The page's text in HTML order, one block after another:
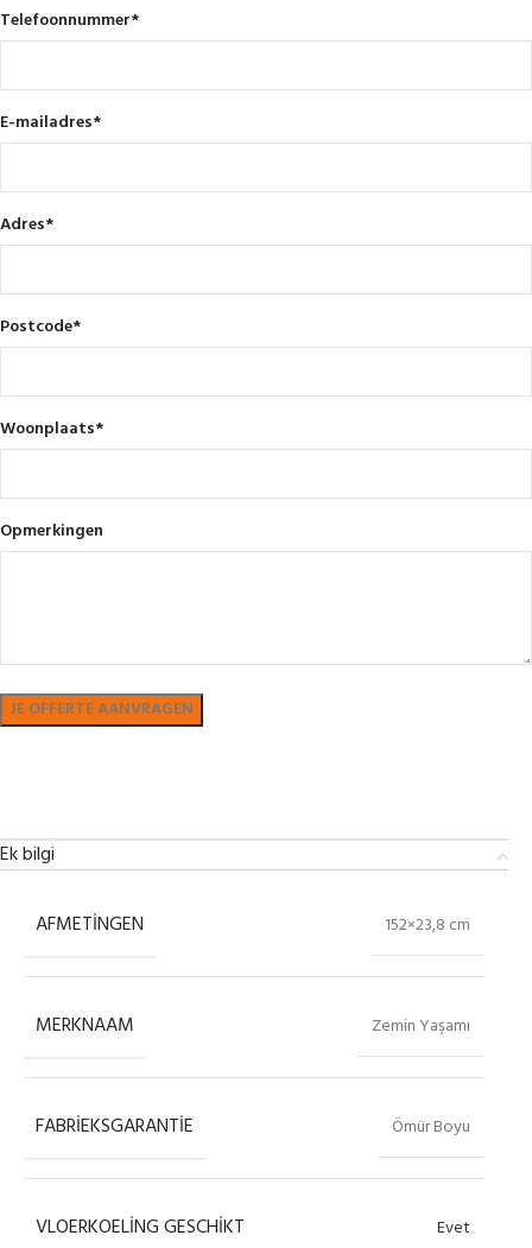
Telefoonnummer*
E-mailadres*
Adres*
Postcode*
Woonplaats*
Opmerkingen
Ek bilgi
AFMETINGEN 152×23,8 cm
MERKNAAM Zemin Yaşamı
FABRIEKSGARANTIE Ömür Boyu
VLOERKOELING GESCHIKT Evet